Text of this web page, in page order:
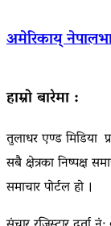
अमेरिकाय्
हाम्रो बारेमा :
तुलाधर एण्ड मिडिया
सबै क्षेत्रका निष्पक्ष
समाचार पोर्टल हो ।